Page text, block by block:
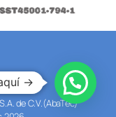
de C.V.(AbaTec)
→